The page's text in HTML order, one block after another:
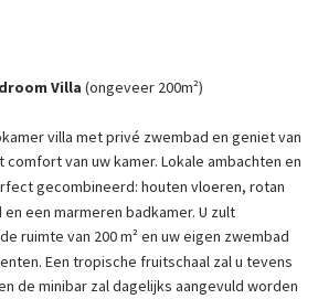
Villa (ongeveer 200m²)
villa met privé zwembad en geniet van
van uw kamer. Lokale ambachten en
gecombineerd: houten vloeren, rotan
een marmeren badkamer. U zult
ruimte van 200 m² en uw eigen zwembad
Een tropische fruitschaal zal u tevens
de minibar zal dagelijks aangevuld worden